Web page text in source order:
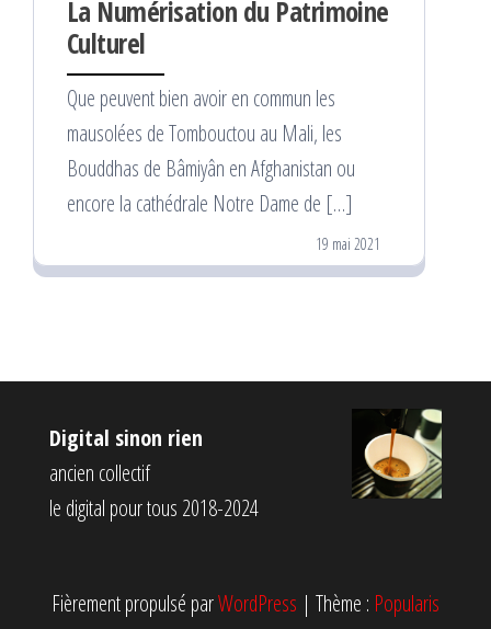
La Numérisation du Patrimoine
Culturel
Que peuvent bien avoir en commun les
mausolées de Tombouctou au Mali, les
Bouddhas de Bâmiyân en Afghanistan ou
encore la cathédrale Notre Dame de […]
19 mai 2021
Digital sinon rien
ancien collectif
le digital pour tous 2018-2024
Fièrement propulsé parWordPress | Thème : Popularis